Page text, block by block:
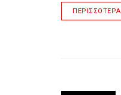
ΠΕΡΙΣΣΌΤΕΡΑ